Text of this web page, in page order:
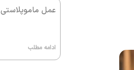
عمل ماموپلاستی
ادامه مطلب